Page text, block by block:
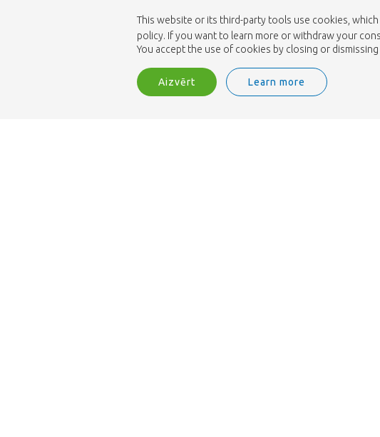
This website or its third-party tools use cookies,
policy. If you want to learn more or withdraw your
You accept the use of cookies by closing or
Aizvērt Learn more